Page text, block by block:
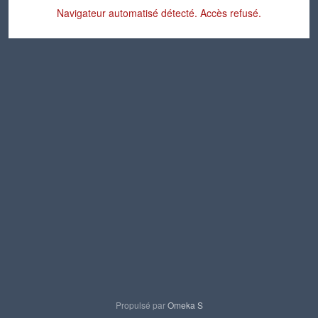
Navigateur automatisé détecté. Accès refusé.
Propulsé parOmeka S